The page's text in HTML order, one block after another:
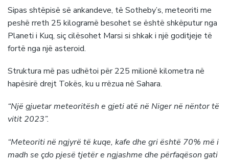
Sipas shtëpisë së ankandeve, të Sotheby’s, meteoriti me
peshë rreth 25 kilogramë besohet se është shkëputur nga
Planeti i Kuq, siç cilësohet Marsi si shkak i një goditjeje të
fortë nga një asteroid.
Struktura më pas udhëtoi për 225 milionë kilometra në
hapësirë drejt Tokës, ku u rrëzua në Sahara.
“Një gjuetar meteoritësh e gjeti atë në Niger në nëntor të
vitit 2023”.
“Meteoriti në ngjyrë të kuqe, kafe dhe gri është 70% më i
madh se çdo pjesë tjetër e ngjashme dhe përfaqëson gati